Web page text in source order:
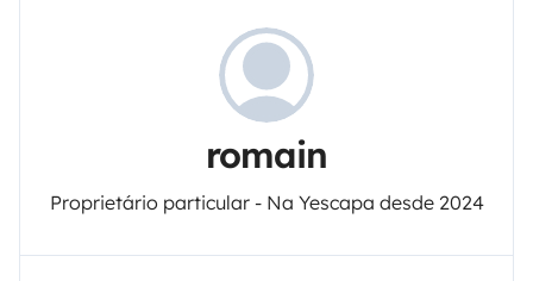
romain
Proprietário particular - Na Yescapa desde 2024